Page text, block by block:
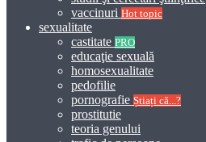
vaccinuri Hot topic
sexualitate
castitate PRO
educaţie sexuală
homosexualitate
pedofilie
pornografie Știați că...?
prostitutie
teoria genului